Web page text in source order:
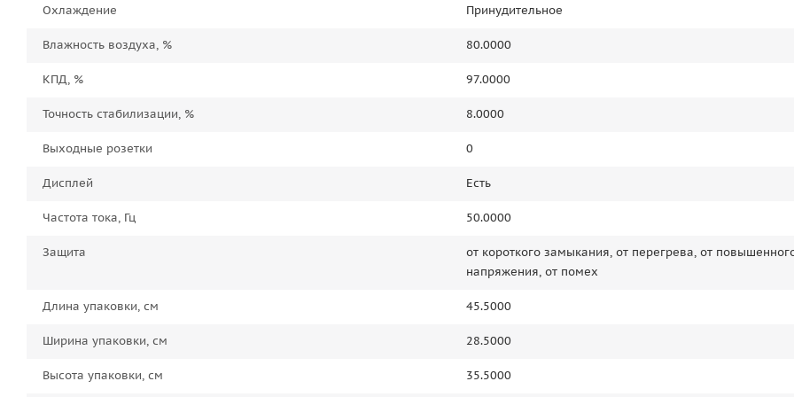
Охлаждение Принудительное
Влажность воздуха, % 80.0000
КПД, % 97.0000
Точность стабилизации, % 8.0000
Выходные розетки 0
Дисплей Есть
Частота тока, Гц 50.0000
Защита
от короткого замыкания, от перегрева, от
напряжения, от помех
Длина упаковки, см 45.5000
Ширина упаковки, см 28.5000
Высота упаковки, см 35.5000